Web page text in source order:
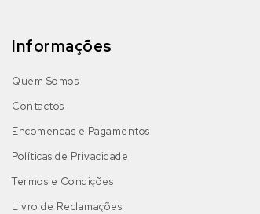
Informações
Quem Somos
Contactos
Encomendas e Pagamentos
Políticas de Privacidade
Termos e Condições
Livro de Reclamações